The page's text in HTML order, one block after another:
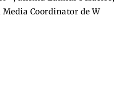
Coordinator de W